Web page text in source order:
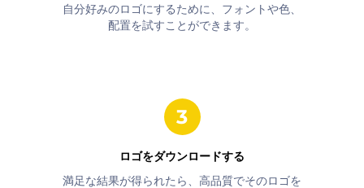
自分好みのロゴにするために、フォントや色、
配置を試すことができます。
ロゴをダウンロードする
満足な結果が得られたら、高品質でそのロゴを